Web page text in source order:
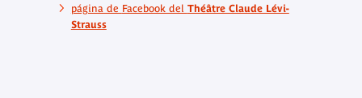
página de Facebook del Théâtre Claude Lévi-
Strauss